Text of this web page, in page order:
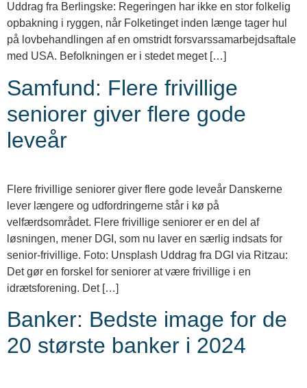
Uddrag fra Berlingske: Regeringen har ikke en stor folkelig
opbakning i ryggen, når Folketinget inden længe tager hul
på lovbehandlingen af en omstridt forsvarssamarbejdsaftale
med USA. Befolkningen er i stedet meget […]
Samfund: Flere frivillige
seniorer giver flere gode
leveår
Flere frivillige seniorer giver flere gode leveår Danskerne
lever længere og udfordringerne står i kø på
velfærdsområdet. Flere frivillige seniorer er en del af
løsningen, mener DGI, som nu laver en særlig indsats for
senior-frivillige. Foto: Unsplash Uddrag fra DGI via Ritzau:
Det gør en forskel for seniorer at være frivillige i en
idrætsforening. Det […]
Banker: Bedste image for de
20 største banker i 2024